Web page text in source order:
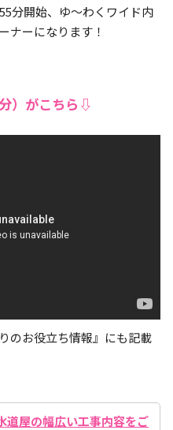
分開始、ゆ～わくワイド内
ナーになります！
）がこちら⇩
のお役立ち情報』にも記載
道屋の幅広い工事内容をご